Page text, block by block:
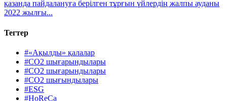
қазанда пайдалануға берілген тұрғын үйлердің жалпы ауданы
2022 жылғы...
Тегтер
#«Ақылды» қалалар
#CO2 шығарындылары
#CO2 шығарындылары
#CO2 шығындылары
#ESG
#HoReCa